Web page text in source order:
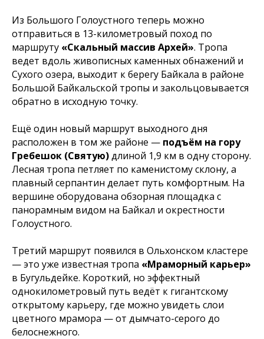
Из Большого Голоустного теперь можно
отправиться в 13-километровый поход по
маршруту «Скальный массив Архей». Тропа
ведет вдоль живописных каменных обнажений и
Сухого озера, выходит к берегу Байкала в районе
Большой Байкальской тропы и закольцовывается
обратно в исходную точку.
Ещё один новый маршрут выходного дня
расположен в том же районе — подъём на гору
Гребешок (Святую)длиной 1,9 км в одну сторону.
Лесная тропа петляет по каменистому склону, а
плавный серпантин делает путь комфортным. На
вершине оборудована обзорная площадка с
панорамным видом на Байкал и окрестности
Голоустного.
Третий маршрут появился в Ольхонском кластере
— это уже известная тропа «Мраморный карьер»
в Бугульдейке. Короткий, но эффектный
однокилометровый путь ведёт к гигантскому
открытому карьеру, где можно увидеть слои
цветного мрамора — от дымчато-серого до
белоснежного.